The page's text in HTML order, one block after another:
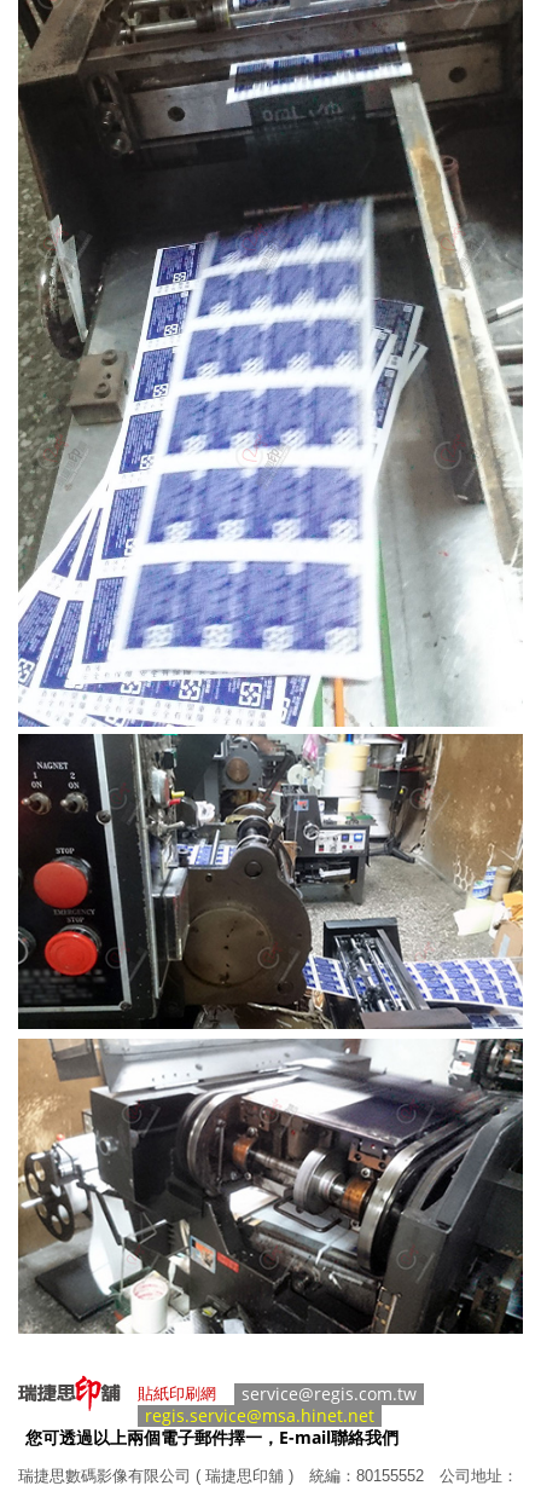
貼紙印刷網
service@regis.com.tw
regis.service@msa.hinet.net
您可透過以上兩個電子郵件擇一，E-mail聯絡我們
瑞捷思數碼影像有限公司 ( 瑞捷思印舖 ) 統編：80155552 公司地址：